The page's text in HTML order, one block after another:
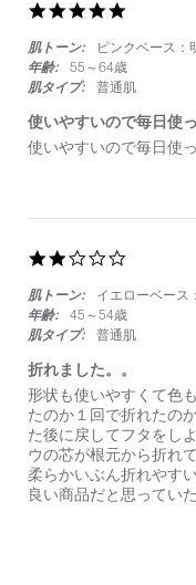
ッ
ク
発
が
長
持
rating
肌トーン:
ピンクベース：
年齢:
55～64歳
肌タイプ:
普通肌
使いやすいので毎日使
Review
Feb
review
や
い
で
毎
日
っ
て
い
ま
す！
使いやすいので毎日使
rating
肌トーン:
イエローベース
年齢:
45～54歳
肌タイプ:
普通肌
折れました。。
Review
by
on
3
Feb
2025
review
stating
折
れ
ま
し
た。。
形状も使いやすくて色
たのか１回で折れたの
た後に戻してフタをし
ウの芯が根元から折れ
柔らかいぶん折れやすい
良い商品だと思ってい